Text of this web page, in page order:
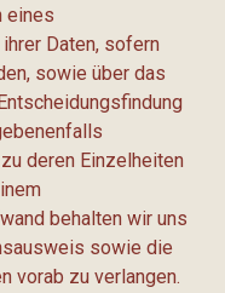
eines
Daten, sofern
sowie über das
deren Einzelheiten
behalten wir uns
sowie die
vorab zu verlangen.